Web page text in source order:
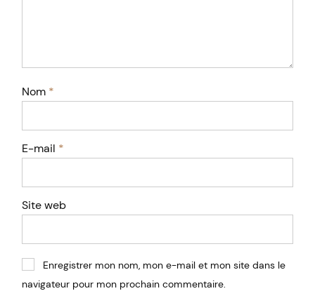
Nom *
E-mail *
Site web
Enregistrer mon nom, mon e-mail et mon site dans le
navigateur pour mon prochain commentaire.